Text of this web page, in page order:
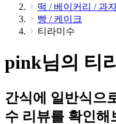
떡 / 베이커리 / 과
빵 / 케이크
티라미수
pink님의 티
간식에 일반식으
수 리뷰를 확인해